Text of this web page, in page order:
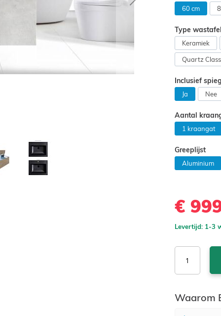
60 cm
Type
Keramiek
Quartz
Inclusief
Ja Nee
Aantal
1 kraangat
Greeplijst
Aluminium
€
Levertijd: 1-3
Waarom